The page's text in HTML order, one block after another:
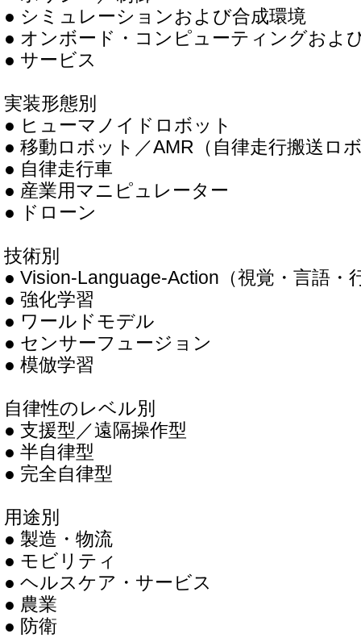
● シミュレーションおよび合成環境
● オンボード・コンピューティングおよ
● サービス
実装形態別
● ヒューマノイドロボット
● 移動ロボット／AMR（自律走行搬送ロ
● 自律走行車
● 産業用マニピュレーター
● ドローン
技術別
● Vision-Language-Action（視覚・言語・
● 強化学習
● ワールドモデル
● センサーフュージョン
● 模倣学習
自律性のレベル別
● 支援型／遠隔操作型
● 半自律型
● 完全自律型
用途別
● 製造・物流
● モビリティ
● ヘルスケア・サービス
● 農業
● 防衛